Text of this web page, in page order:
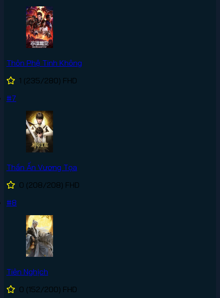
Thôn Phệ Tinh Không
1 (235/280) FHD
#7
Thần Ấn Vương Tọa
0 (208/208) FHD
#8
Tiên Nghịch
0 (152/200) FHD